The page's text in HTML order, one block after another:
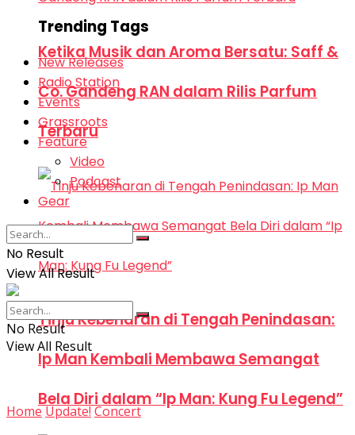
Ketika Musik dan Aroma Bersatu: Saff &
Co. Gandeng RAN dalam Rilis Parfum
Terbaru
Tinju Kebenaran di Tengah Penindasan:
Ip Man Kembali Membawa Semangat
Bela Diri dalam “Ip Man: Kung Fu Legend”
Trending Tags
New Releases
Radio Station
Events
Grassroots
Feature
Video
Podcast
Gear
No Result
View All Result
No Result
View All Result
HomeUpdate!Concert